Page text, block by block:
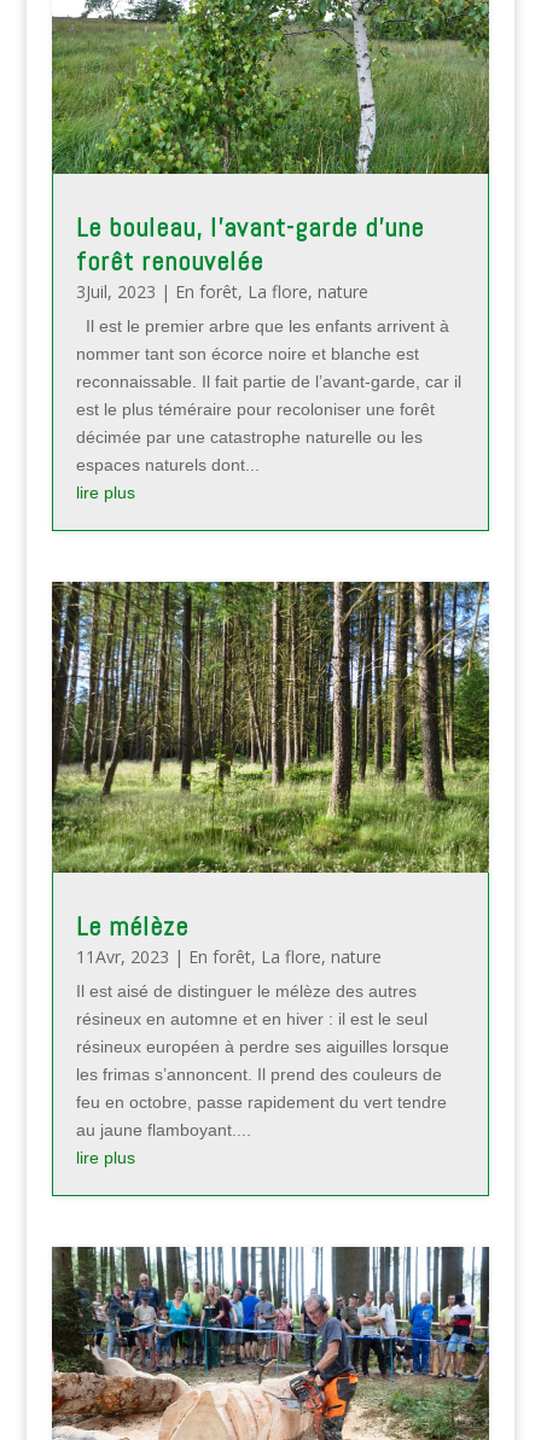
Le bouleau, l’avant-garde d’une
forêt renouvelée
3Juil, 2023 | En forêt, La flore, nature
Il est le premier arbre que les enfants arrivent à
nommer tant son écorce noire et blanche est
reconnaissable. Il fait partie de l’avant-garde, car il
est le plus téméraire pour recoloniser une forêt
décimée par une catastrophe naturelle ou les
espaces naturels dont...
lire plus
Le mélèze
11Avr, 2023 | En forêt, La flore, nature
Il est aisé de distinguer le mélèze des autres
résineux en automne et en hiver : il est le seul
résineux européen à perdre ses aiguilles lorsque
les frimas s’annoncent. Il prend des couleurs de
feu en octobre, passe rapidement du vert tendre
au jaune flamboyant....
lire plus